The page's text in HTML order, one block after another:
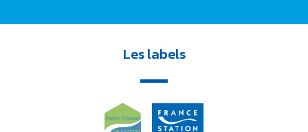
Les labels